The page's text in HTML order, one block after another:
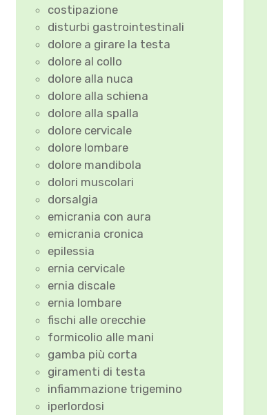
costipazione
disturbi gastrointestinali
dolore a girare la testa
dolore al collo
dolore alla nuca
dolore alla schiena
dolore alla spalla
dolore cervicale
dolore lombare
dolore mandibola
dolori muscolari
dorsalgia
emicrania con aura
emicrania cronica
epilessia
ernia cervicale
ernia discale
ernia lombare
fischi alle orecchie
formicolio alle mani
gamba più corta
giramenti di testa
infiammazione trigemino
iperlordosi